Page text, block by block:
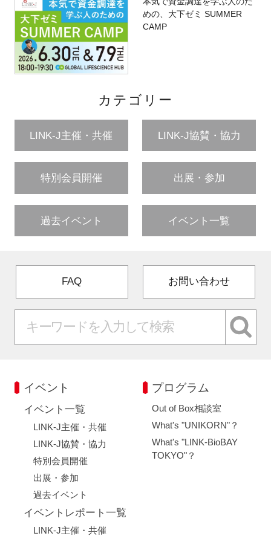
めの、大下ゼミ SUMMER
CAMP
カテゴリー
LINK-J主催・共催 LINK-J協賛・協力
特別会員開催 出展・参加
過去イベント イベント一覧
FAQ お問い合わせ
イベント
イベント一覧
LINK-J主催・共催
LINK-J協賛・協力
特別会員開催
出展・参加
過去イベント
イベントレポート一覧
LINK-J主催・共催
プログラム
Out of Box相談室
What's "UNIKORN"？
What's "LINK-BioBAY
TOKYO"？